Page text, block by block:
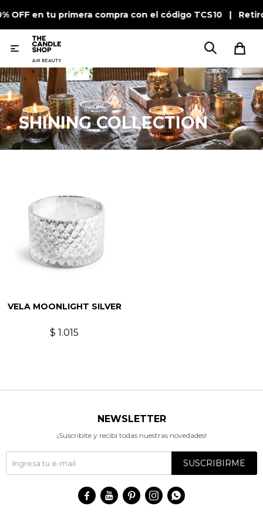
OFF en tu primera compra con el código TCS10 |

SHINING COLLECTION
VELA MOONLIGHT SILVER
$ 1.015
NEWSLETTER
¡Suscribite y recibí todas nuestras novedades!
SUSCRIBIRME
    